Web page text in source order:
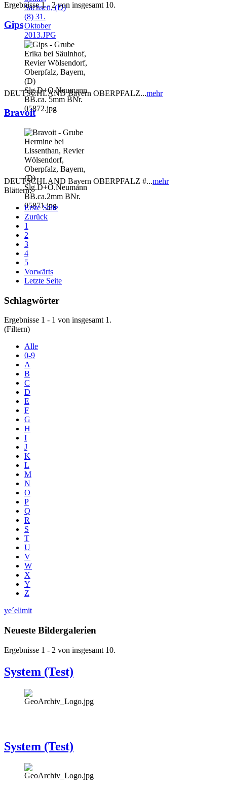
Ergebnisse 1 - 2 von insgesamt 10.
Gips
DEUTSCHLAND Bayern OBERPFALZ...mehr
Bravoit
DEUTSCHLAND Bayern OBERPFALZ #...mehr
Blättern:
Erste Seite
Zurück
1
2
3
4
5
Vorwärts
Letzte Seite
Schlagwörter
Ergebnisse 1 - 1 von insgesamt 1.
(Filtern)
Alle
0-9
A
B
C
D
E
F
G
H
I
J
K
L
M
N
O
P
Q
R
S
T
U
V
W
X
Y
Z
ye´elimit
Neueste Bildergalerien
Ergebnisse 1 - 2 von insgesamt 10.
System (Test)
System (Test)